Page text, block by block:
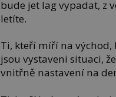
bude jet lag vypadat, z
letíte.
Ti, kteří míří na
jsou vystaveni situaci,
vnitřně nastavení na